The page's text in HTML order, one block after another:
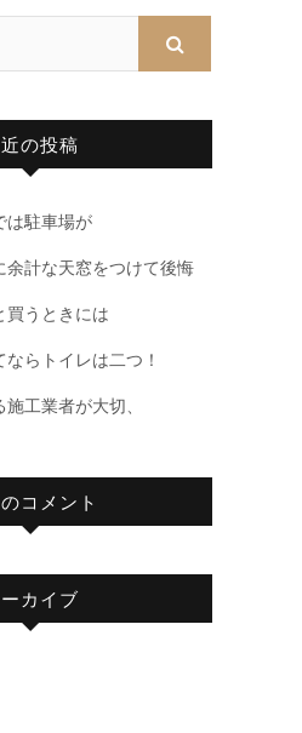
の投稿
は駐車場が
余計な天窓をつけて後悔
買うときには
らトイレは二つ！
施工業者が大切、
コメント
カイブ